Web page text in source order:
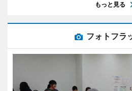
もっと見る
フォトフラ